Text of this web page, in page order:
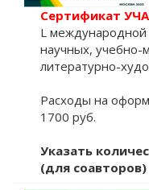
Сертификат
L международной
научных, учебно-
литературно-
Расходы на
1700 руб.
Указать
(для соавторов)